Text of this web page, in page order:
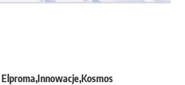
Elproma InnowacjeKosmos